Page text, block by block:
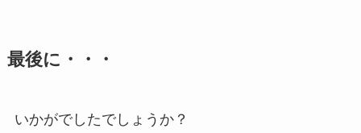
最後に・・・
いかがでしたでしょうか？